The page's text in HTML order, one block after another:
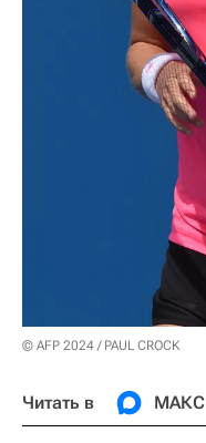
© AFP 2024 / PAUL CROCK
Читать в МАКС